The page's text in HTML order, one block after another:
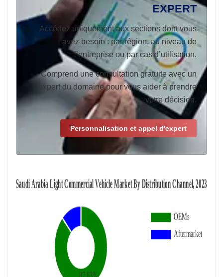
EXPERT
Accédez uniquement aux sections dont vous
avez besoin : par région, au niveau de
l’entreprise ou par cas d’utilisation.
Comprend une consultation gratuite avec un
expert du domaine pour vous aider à prendre
votre décision.
Personnalisation et appel d'expert